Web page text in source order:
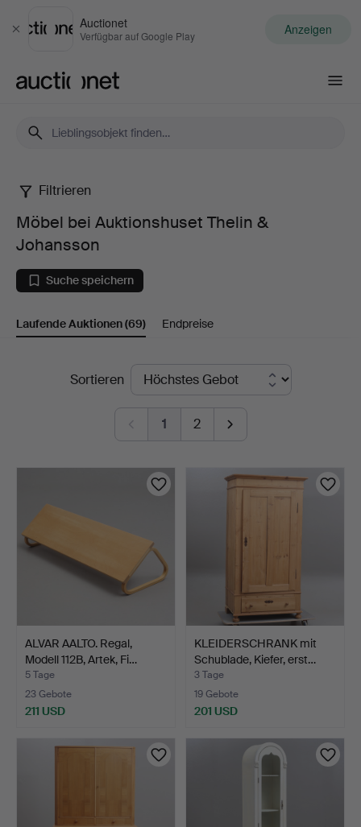
Schließen
Auctionet
Verfügbar auf Google Play Anzeigen
Möbel
bei
Auktionshuset
Thelin
Johansson
Filtrieren
Möbel bei Auktionshuset Thelin &
Johansson
Suche speichern
Laufende Auktionen(69) Endpreise
LaufendeSortieren
1 2
ALVAR AALTO. Regal,
Modell 112B, Artek, Fi…
5 Tage
23 Gebote
211 USD
KLEIDERSCHRANK mit
Schublade, Kiefer, erst…
3 Tage
19 Gebote
201 USD